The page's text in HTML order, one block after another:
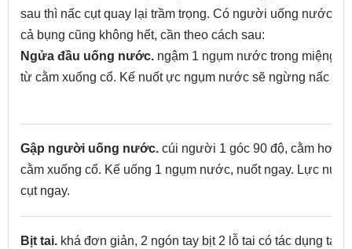
sau thì nấc cụt quay lại trầm trọng. Có người uống nước
cả bụng cũng không hết, cần theo cách sau:
Ngửa đầu uống nước. ngậm 1 ngụm nước trong miệng,
từ cằm xuống cổ. Kế nuốt ực ngụm nước sẽ ngừng nấc cụt
Gập người uống nước. cúi người 1 góc 90 độ, cằm hơi
cằm xuống cổ. Kế uống 1 ngụm nước, nuốt ngay. Lực
cụt ngay.
Bịt tai. khá đơn giản, 2 ngón tay bịt 2 lỗ tai có tác dụng tác